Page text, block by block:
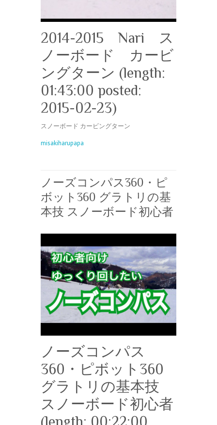
2014-2015 Nari ス
ノーボード カービ
ングターン (length:
01:43:00 posted:
2015-02-23)
スノーボード カービングターン
misakiharupapa
ノーズコンパス360・ピ
ボット360 グラトリの基
本技 スノーボード初心者
ノーズコンパス
360・ピボット360
グラトリの基本技
スノーボード初心者
(length: 00:22:00